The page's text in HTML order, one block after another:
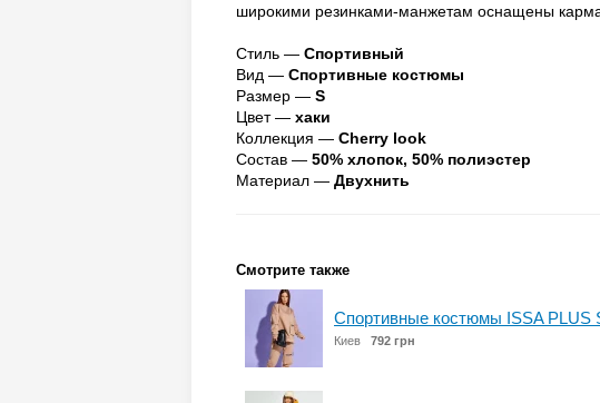
широкими резинками-манжетам оснащены
Стиль — Спортивный
Вид — Спортивные костюмы
Размер — S
Цвет — хаки
Коллекция — Cherry look
Состав — 50% хлопок, 50% полиэстер
Материал — Двухнить
Смотрите также
Спортивные костюмы ISSA PLUS
Киев 792 грн